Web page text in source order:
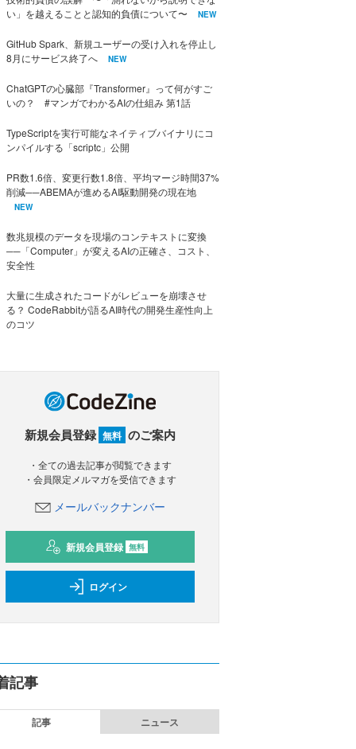
い」を越えることと認知的負債について〜
NEW
GitHub Spark、新規ユーザーの受け入れを停止し
8月にサービス終了へ
NEW
ChatGPTの心臓部『Transformer』って何がすご
いの？ #マンガでわかるAIの仕組み 第1話
TypeScriptを実行可能なネイティブバイナリにコ
ンパイルする「scriptc」公開
PR数1.6倍、変更行数1.8倍、平均マージ時間37%
削減──ABEMAが進めるAI駆動開発の現在地
NEW
数兆規模のデータを現場のコンテキストに変換
──「Computer」が変えるAIの正確さ、コスト、
安全性
大量に生成されたコードがレビューを崩壊させ
る？ CodeRabbitが語るAI時代の開発生産性向上
のコツ
新規会員登録 無料 のご案内
・全ての過去記事が閲覧できます
・会員限定メルマガを受信できます
メールバックナンバー
新規会員登録 無料
ログイン
記事
記事 ニュース